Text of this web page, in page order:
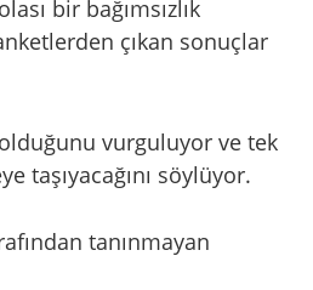
bir bağımsızlık
çıkan sonuçlar
vurguluyor ve tek
taşıyacağını söylüyor.
tanınmayan